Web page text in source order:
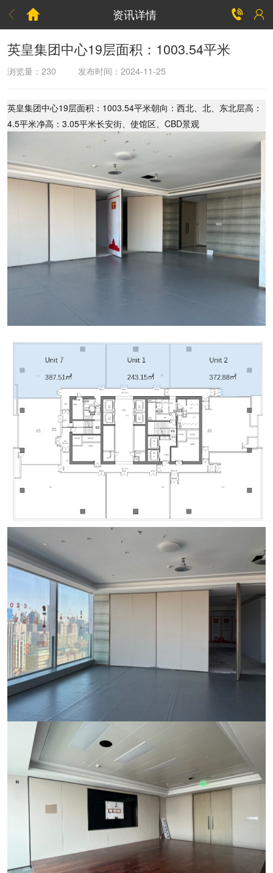
  资讯详情 
英皇集团中心19层面积：1003.54平米
浏览量： 230 发布时间：2024-11-25
英皇集团中心19层面积：1003.54平米朝向：西北、北、东北层高：
4.5平米净高：3.05平米长安街、使馆区、CBD景观